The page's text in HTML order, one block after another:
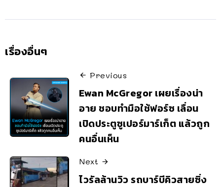
เรื่องอื่นๆ
Previous
Ewan McGregor เผยเรื่องน่า
อาย ชอบทำมือใช้ฟอร์ซ เลื่อน
เปิดประตูซูเปอร์มาร์เก็ต แล้วถูก
คนอื่นเห็น
Next
ไวรัลล้านวิว รถบาร์บีคิวสายซิ่ง